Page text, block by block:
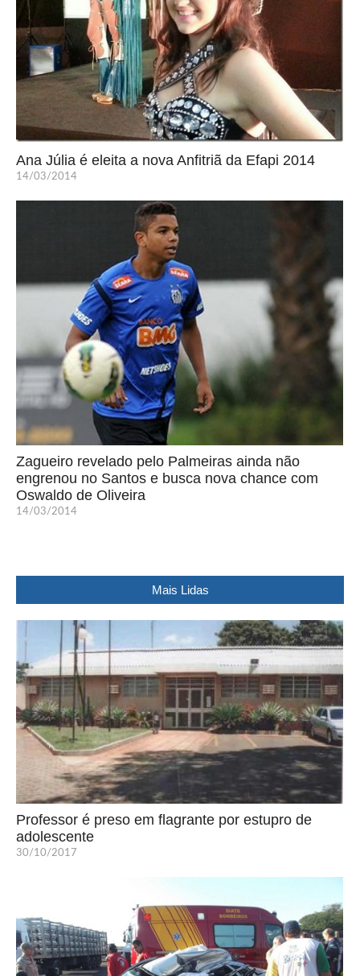
Ana Júlia é eleita a nova Anfitriã da Efapi 2014
14/03/2014
Zagueiro revelado pelo Palmeiras ainda não
engrenou no Santos e busca nova chance com
Oswaldo de Oliveira
14/03/2014
Mais Lidas
Professor é preso em flagrante por estupro de
adolescente
30/10/2017